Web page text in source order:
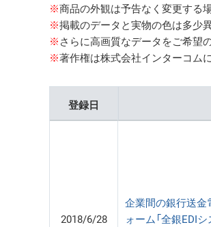
※商品の外観は予告なく変更する
※掲載のデータと実物の色は多少
※さらに高画質なデータをご希望
※著作権は株式会社インターコム
登録日
2018/6/28
企業間の銀行送金
ォーム「全銀EDIシ